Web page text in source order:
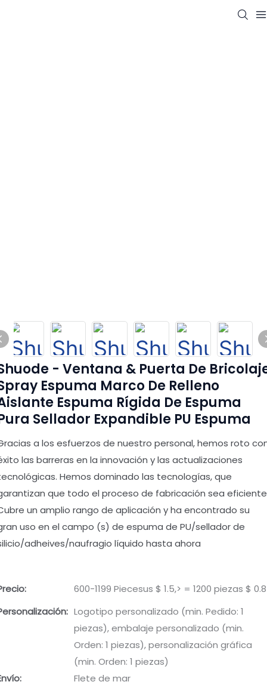
- Ventana & Puerta De
Espuma Marco De Relleno
Espuma Rígida De Espuma
Sellador Expandible PU Espuma
a los esfuerzos de nuestro personal, hemos roto
las barreras en la innovación y las actualizaciones
Hemos dominado las tecnologías, que
que todo el proceso de fabricación sea
un amplio rango de aplicación y ha encontrado su
uso en el campo (s) de espuma de PU/sellador de
adheives/naufragio líquido hasta ahora
600-1199 Piecesus $ 1.5,> = 1200 piezas $ 0.8
Logotipo personalizado (min. Pedido: 1
piezas), embalaje personalizado (min.
Orden: 1 piezas), personalización gráfica
(min. Orden: 1 piezas)
Flete de mar